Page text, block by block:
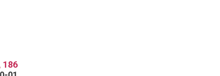
186